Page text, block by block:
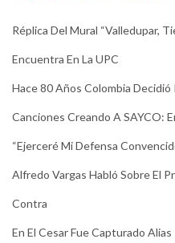
Réplica Del Mural “Valledupar,
Encuentra En La UPC
Hace 80 Años Colombia
Canciones Creando A SAYCO:
“Ejerceré Mi Defensa
Alfredo Vargas Habló Sobre El
Contra
En El Cesar Fue Capturado